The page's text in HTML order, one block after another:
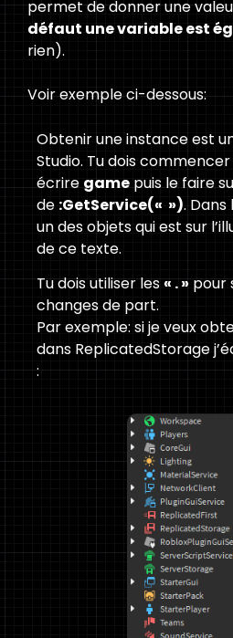
permet de donner une
défaut une variable est
rien).
Voir exemple ci-dessous:
Obtenir une instance est
Studio. Tu dois
écriregamepuis le faire
de :GetService(« »).
un des objets qui est sur
de ce texte.
Tu dois utiliser les« . »pour
changes de part.
Par exemple: si je veux
dans ReplicatedStorage
: